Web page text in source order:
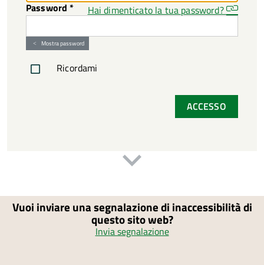
Hai dimenticato la tua password?
Password *
Mostra password
Ricordami
ACCESSO
Vuoi inviare una segnalazione di inaccessibilità di
questo sito web?
Invia segnalazione